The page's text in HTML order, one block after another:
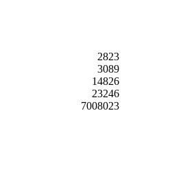
2823
3089
14826
23246
7008023